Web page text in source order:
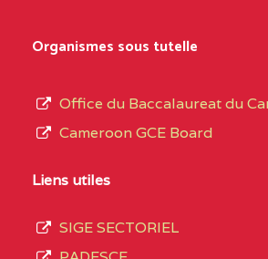
CENTRE
COLLEGE
SAINT
CENTRE
du
de
Organismes sous tutelle
Office du Baccalaureat du
Cameroon GCE Board
Liens utiles
SIGE SECTORIEL